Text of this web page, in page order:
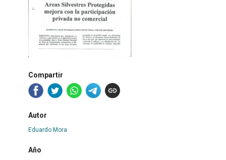
Compartir
Autor
Eduardo Mora
Año